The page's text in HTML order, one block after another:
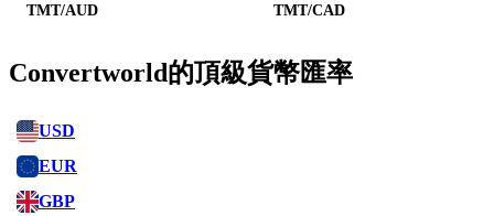
TMT/AUD TMT/CAD
Convertworld的頂級貨幣匯率
USD
EUR
GBP